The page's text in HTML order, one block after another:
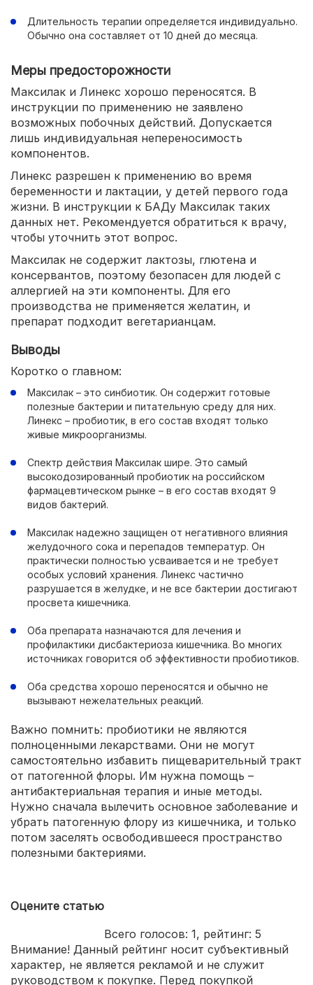
Длительность терапии определяется индивидуально.
Обычно она составляет от 10 дней до месяца.
Меры предосторожности
Максилак и Линекс хорошо переносятся. В
инструкции по применению не заявлено
возможных побочных действий. Допускается
лишь индивидуальная непереносимость
компонентов.
Линекс разрешен к применению во время
беременности и лактации, у детей первого года
жизни. В инструкции к БАДу Максилак таких
данных нет. Рекомендуется обратиться к врачу,
чтобы уточнить этот вопрос.
Максилак не содержит лактозы, глютена и
консервантов, поэтому безопасен для людей с
аллергией на эти компоненты. Для его
производства не применяется желатин, и
препарат подходит вегетарианцам.
Выводы
Коротко о главном:
Максилак – это синбиотик. Он содержит готовые
полезные бактерии и питательную среду для них.
Линекс – пробиотик, в его состав входят только
живые микроорганизмы.
Спектр действия Максилак шире. Это самый
высокодозированный пробиотик на российском
фармацевтическом рынке – в его состав входят 9
видов бактерий.
Максилак надежно защищен от негативного влияния
желудочного сока и перепадов температур. Он
практически полностью усваивается и не требует
особых условий хранения. Линекс частично
разрушается в желудке, и не все бактерии достигают
просвета кишечника.
Оба препарата назначаются для лечения и
профилактики дисбактериоза кишечника. Во многих
источниках говорится об эффективности пробиотиков.
Оба средства хорошо переносятся и обычно не
вызывают нежелательных реакций.
Важно помнить: пробиотики не являются
полноценными лекарствами. Они не могут
самостоятельно избавить пищеварительный тракт
от патогенной флоры. Им нужна помощь –
антибактериальная терапия и иные методы.
Нужно сначала вылечить основное заболевание и
убрать патогенную флору из кишечника, и только
потом заселять освободившееся пространство
полезными бактериями.
Оцените статью
Всего голосов: 1, рейтинг: 5
Внимание! Данный рейтинг носит субъективный
характер, не является рекламой и не служит
руководством к покупке. Перед покупкой